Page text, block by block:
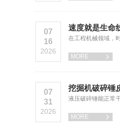
07
16
2026
速度就是生命
在工程机械领域，
MORE 
07
31
2026
挖掘机破碎锤
液压破碎锤能正常
MORE 